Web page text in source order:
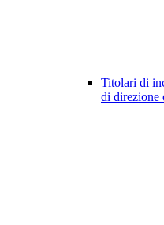
Titolari di
di direzione